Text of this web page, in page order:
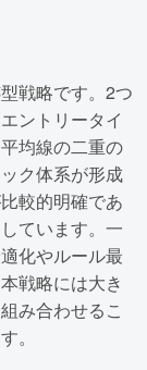
戦略です。2つ
ントリータイ
均線の二重の
ク体系が形成
較的明確であ
ています。一
化やルール最
戦略には大き
み合わせるこ
。